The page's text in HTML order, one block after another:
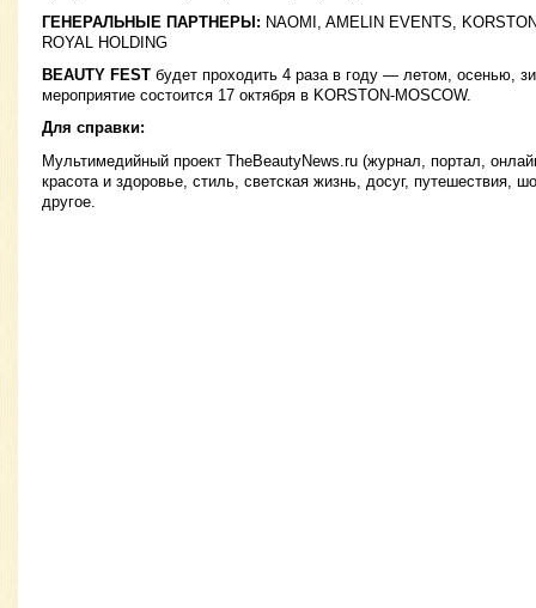
ГЕНЕРАЛЬНЫЕ ПАРТНЕРЫ: NAOMI, AMELIN EVENTS,
ROYAL HOLDING
BEAUTY FEST будет проходить 4 раза в году — летом, осенью,
мероприятие состоится 17 октября в KORSTON-MOSCOW.
Для справки:
Мультимедийный проект TheBeautyNews.ru (журнал, портал,
красота и здоровье, стиль, светская жизнь, досуг, путешествия,
другое.